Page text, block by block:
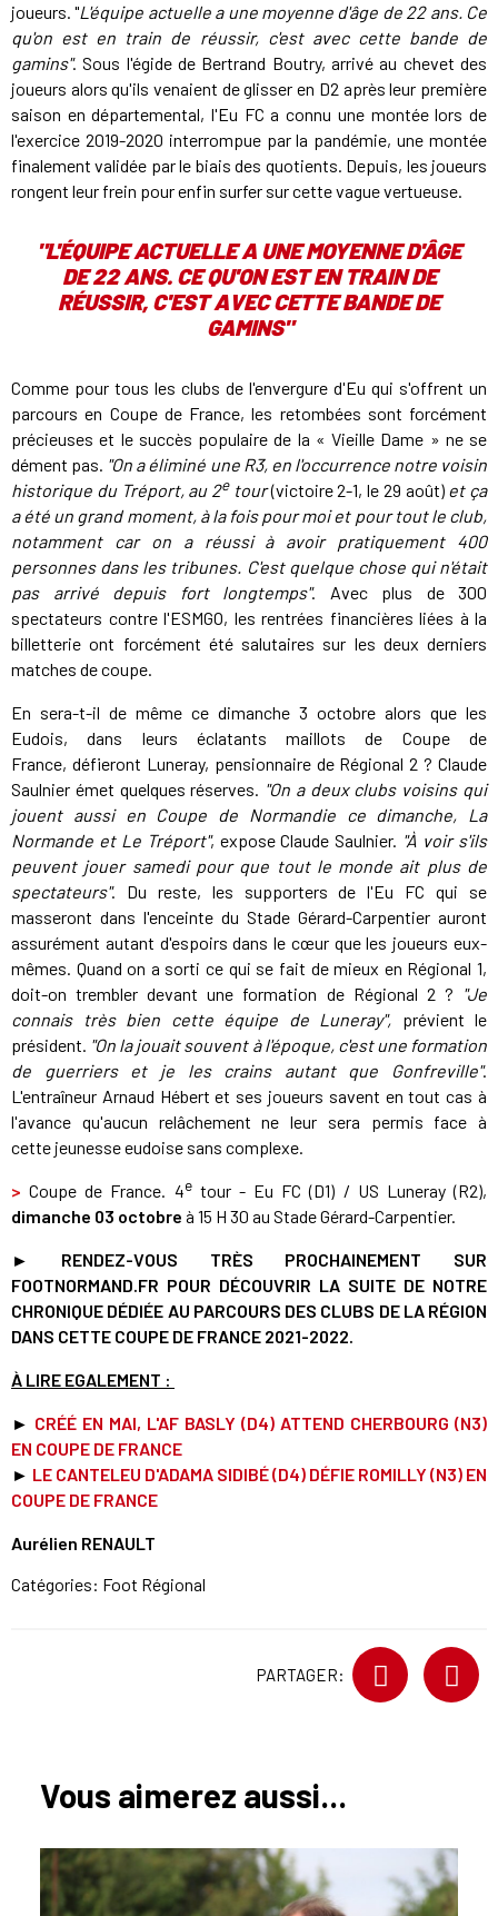
joueurs. "L'équipe actuelle a une moyenne d'âge de 22 ans. Ce
qu'on est en train de réussir, c'est avec cette bande de
gamins". Sous l'égide de Bertrand Boutry, arrivé au chevet des
joueurs alors qu'ils venaient de glisser en D2 après leur première
saison en départemental, l'Eu FC a connu une montée lors de
l'exercice 2019-2020 interrompue par la pandémie, une montée
finalement validée par le biais des quotients. Depuis, les joueurs
rongent leur frein pour enfin surfer sur cette vague vertueuse.
"L'ÉQUIPE ACTUELLE A UNE MOYENNE D'ÂGE
DE 22 ANS. CE QU'ON EST EN TRAIN DE
RÉUSSIR, C'EST AVEC CETTE BANDE DE
GAMINS"
Comme pour tous les clubs de l'envergure d'Eu qui s'offrent un
parcours en Coupe de France, les retombées sont forcément
précieuses et le succès populaire de la « Vieille Dame » ne se
dément pas. "On a éliminé une R3, en l'occurrence notre voisin
historique du Tréport, au 2etour(victoire 2-1, le 29 août) et ça
a été un grand moment, à la fois pour moi et pour tout le club,
notamment car on a réussi à avoir pratiquement 400
personnes dans les tribunes. C'est quelque chose qui n'était
pas arrivé depuis fort longtemps". Avec plus de 300
spectateurs contre l'ESMGO, les rentrées financières liées à la
billetterie ont forcément été salutaires sur les deux derniers
matches de coupe.
En sera-t-il de même ce dimanche 3 octobre alors que les
Eudois, dans leurs éclatants maillots de Coupe de
France, défieront Luneray, pensionnaire de Régional 2 ? Claude
Saulnier émet quelques réserves. "On a deux clubs voisins qui
jouent aussi en Coupe de Normandie ce dimanche, La
Normande et Le Tréport", expose Claude Saulnier. "À voir s'ils
peuvent jouer samedi pour que tout le monde ait plus de
spectateurs". Du reste, les supporters de l'Eu FC qui se
masseront dans l'enceinte du Stade Gérard-Carpentier auront
assurément autant d'espoirs dans le cœur que les joueurs eux-
mêmes. Quand on a sorti ce qui se fait de mieux en Régional 1,
doit-on trembler devant une formation de Régional 2 ? "Je
connais très bien cette équipe de Luneray", prévient le
président. "On la jouait souvent à l'époque, c'est une formation
de guerriers et je les crains autant que Gonfreville".
L'entraîneur Arnaud Hébert et ses joueurs savent en tout cas à
l'avance qu'aucun relâchement ne leur sera permis face à
cette jeunesse eudoise sans complexe.
> Coupe de France. 4etour - Eu FC (D1) / US Luneray (R2),
dimanche 03 octobre à 15 H 30 au Stade Gérard-Carpentier.
► RENDEZ-VOUS TRÈS PROCHAINEMENT SUR
FOOTNORMAND.FR POUR DÉCOUVRIR LA SUITE DE NOTRE
CHRONIQUE DÉDIÉE AU PARCOURS DES CLUBS DE LA RÉGION
DANS CETTE COUPE DE FRANCE 2021-2022.
À LIRE EGALEMENT :
► CRÉÉ EN MAI, L'AF BASLY (D4) ATTEND CHERBOURG (N3)
EN COUPE DE FRANCE
► LE CANTELEU D'ADAMA SIDIBÉ (D4) DÉFIE ROMILLY (N3) EN
COUPE DE FRANCE
Aurélien RENAULT
Catégories: Foot Régional
PARTAGER:
Vous aimerez aussi...